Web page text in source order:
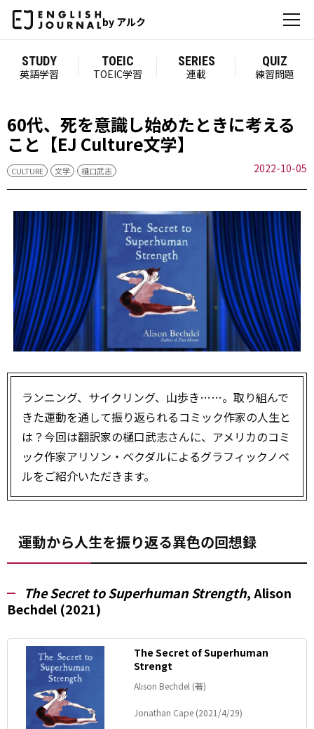
by アルク
STUDY
英語学習
TOEIC
TOEIC学習
SERIES
連載
QUIZ
練習問題
60代、死を意識し始めたときに考える
こと【EJ Culture文学】
CULTURE 文学 樋口武志 2022-10-05
ランニング、サイクリング、山歩き……。取り組んで
きた運動を通して振り返られるコミック作家の人生と
は？今回は翻訳家の樋口武志さんに、アメリカのコミ
ック作家アリソン・ベクダルによるグラフィックノベ
ルをご紹介いただきます。
運動から人生を振り返る異色の回想録
The Secret to Superhuman Strength, Alison
Bechdel (2021)
The Secret of Superhuman
Strengt
Alison Bechdel (著)
Jonathan Cape (2021/4/29)